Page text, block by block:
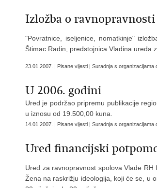
Izložba o
"Povratnice, iseljenice, nomatkinje"
Štimac Radin, predstojnica Vladina ureda
23.01.2007. | Pisane vijesti | Suradnja s organizacijama
U 2006. godini
Ured je podržao pripremu publikacije
u iznosu od 19.500,00 kuna.
14.01.2007. | Pisane vijesti | Suradnja s organizacijama
Ured financijski
Ured za ravnopravnost spolova Vlade
Žena na raskrižju ideologija, koji će se, u